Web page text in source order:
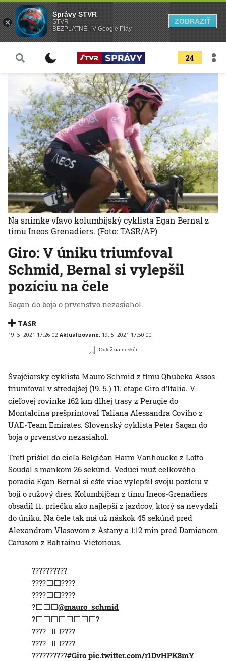
24
Giro: V úniku triumfoval
Schmid, Bernal si vylepšil
pozíciu na čele
Sagan do boja o prvenstvo nezasiahol.
TASR
19. 5. 2021 17:26:02 Aktualizované: 19. 5. 2021 17:50:00
Odlož na neskôr
Na snímke vľavo kolumbijský cyklista Egan Bernal z
tímu Ineos Grenadiers. (Foto: TASR/AP)
Švajčiarsky cyklista Mauro Schmid z tímu Qhubeka Assos
triumfoval v stredajšej (19. 5.) 11. etape Giro d’Italia. V
cieľovej rovinke 162 km dlhej trasy z Perugie do
Montalcina prešprintoval Taliana Alessandra Coviho z
UAE-Team Emirates. Slovenský cyklista Peter Sagan do
boja o prvenstvo nezasiahol.
Tretí prišiel do cieľa Belgičan Harm Vanhoucke z Lotto
Soudal s mankom 26 sekúnd. Vedúci muž celkového
poradia Egan Bernal si ešte viac vylepšil svoju pozíciu v
boji o ružový dres. Kolumbijčan z tímu Ineos-Grenadiers
obsadil 11. priečku ako najlepší z jazdcov, ktorý sa nevydali
do úniku. Na čele tak má už náskok 45 sekúnd pred
Alexandrom Vlasovom z Astany a 1:12 min pred Damianom
Carusom z Bahrainu-Victorious.
??????????
????⬜️⬜️????
????⬜️⬜️????
?⬜️⬜️⬜️@mauro_schmid
?⬜️⬜️⬜️⬜️⬜️⬜️⬜️⬜️?
????⬜️⬜️????
????⬜️⬜️????
??????????#Giro pic.twitter.com/r1DvHPK8mY
Správy STVR
STVR
BEZPLATNÉ - V Google Play
ZOBRAZIŤ